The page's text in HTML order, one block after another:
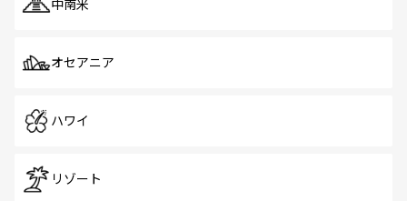
中南米
オセアニア
ハワイ
リゾート